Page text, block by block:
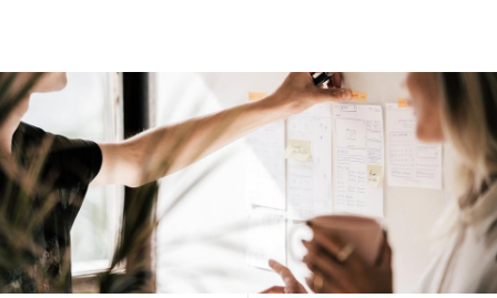
Oamenii Bureau Veritas - cariere